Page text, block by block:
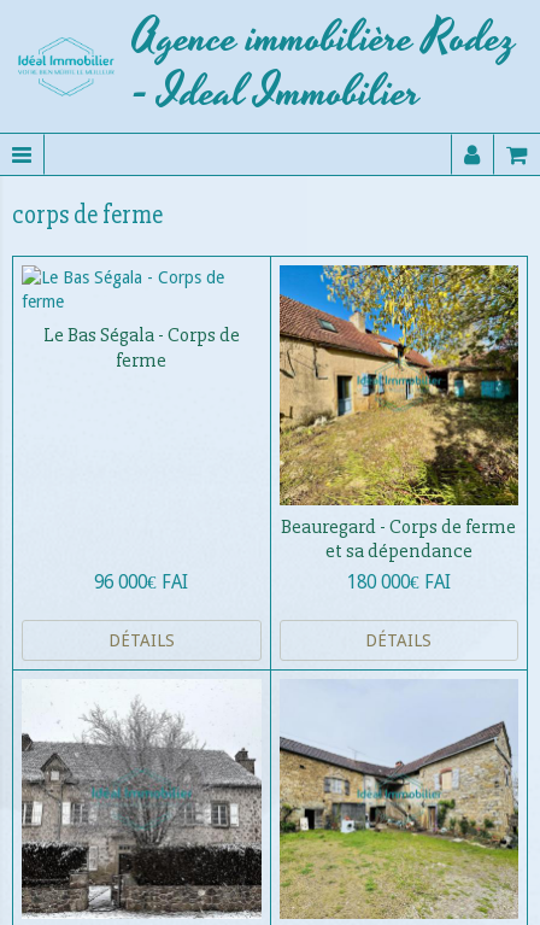
Agence immobilière Rodez
- Ideal Immobilier
corps de ferme
Le Bas Ségala - Corps de
ferme
96 000€ FAI
DÉTAILS
Beauregard - Corps de ferme
et sa dépendance
180 000€ FAI
DÉTAILS